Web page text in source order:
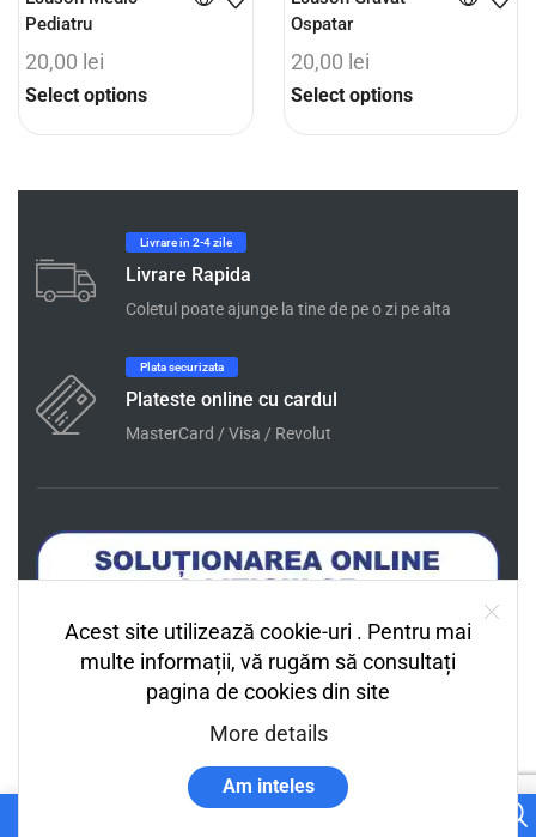
Pediatru
20,00 lei
Select options
Ospatar
20,00 lei
Select options
Livrare in 2-4 zile
Livrare Rapida
Coletul poate ajunge la tine de pe o zi pe alta
Plata securizata
Plateste online cu cardul
MasterCard / Visa / Revolut
0
Acest site utilizează cookie-uri . Pentru mai
multe informații, vă rugăm să consultați
pagina de cookies din site
More details
Am inteles